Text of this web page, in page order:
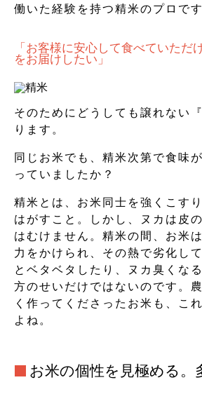
働いた経験を持つ精米のプロです
「お客様に安心して食べていただ
をお届けしたい」
そのためにどうしても譲れない
ります。
同じお米でも、精米次第で食味
っていましたか？
精米とは、お米同士を強くこす
はがすこと。しかし、ヌカは皮
はむけません。精米の間、お米
力をかけられ、その熱で劣化し
とベタベタしたり、ヌカ臭くな
方のせいだけではないのです。
く作ってくださったお米も、こ
よね。
お米の個性を見極める。